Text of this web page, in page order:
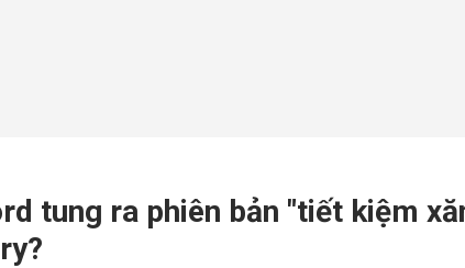
tung ra phiên bản "tiết kiệm